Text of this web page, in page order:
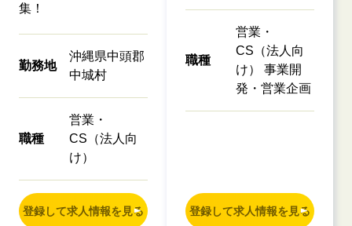
集！
勤務地
沖縄県中頭郡
中城村
職種
営業・
CS（法人向
け）
登録して求人情報を見る
職種
営業・
CS（法人向
け） 事業開
発・営業企画
登録して求人情報を見る